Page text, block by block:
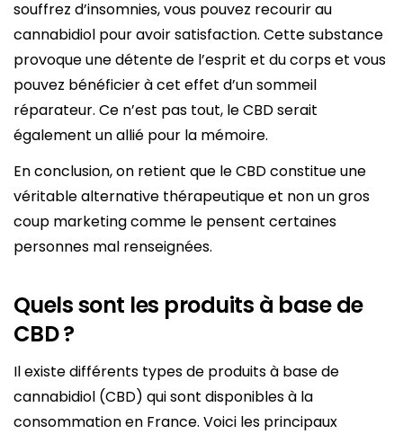
souffrez d’insomnies, vous pouvez recourir au
cannabidiol pour avoir satisfaction. Cette substance
provoque une détente de l’esprit et du corps et vous
pouvez bénéficier à cet effet d’un sommeil
réparateur. Ce n’est pas tout, le CBD serait
également un allié pour la mémoire.
En conclusion, on retient que le CBD constitue une
véritable alternative thérapeutique et non un gros
coup marketing comme le pensent certaines
personnes mal renseignées.
Quels sont les produits à base de
CBD ?
Il existe différents types de produits à base de
cannabidiol (CBD) qui sont disponibles à la
consommation en France. Voici les principaux